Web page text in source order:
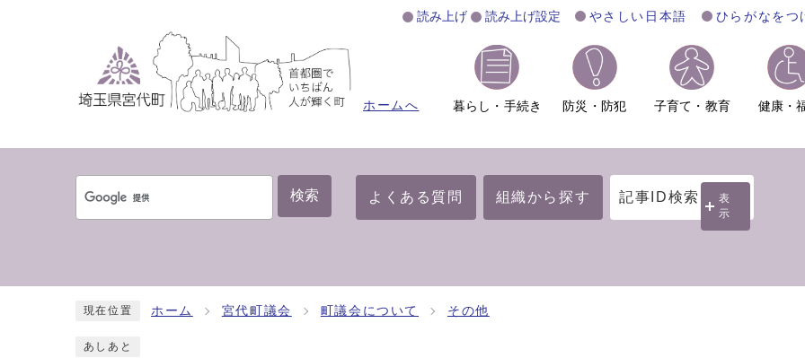
読み上げ 読み上げ設定 やさしい日本語 ひらがなをつ
ホームへ 暮らし・手続き 防災・防犯 子育て・教育 健康・
検索 よくある質問 組織から探す 記事ID検索
表
示
現在位置 ホーム 宮代町議会 町議会について その他
あしあと